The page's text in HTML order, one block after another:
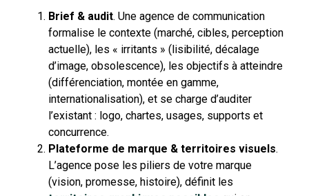
Brief & audit. Une agence de communication
formalise le contexte (marché, cibles, perception
actuelle), les « irritants » (lisibilité, décalage
d’image, obsolescence), les objectifs à atteindre
(différenciation, montée en gamme,
internationalisation), et se charge d’auditer
l’existant : logo, chartes, usages, supports et
concurrence.
Plateforme de marque & territoires visuels.
L’agence pose les piliers de votre marque
(vision, promesse, histoire), définit les